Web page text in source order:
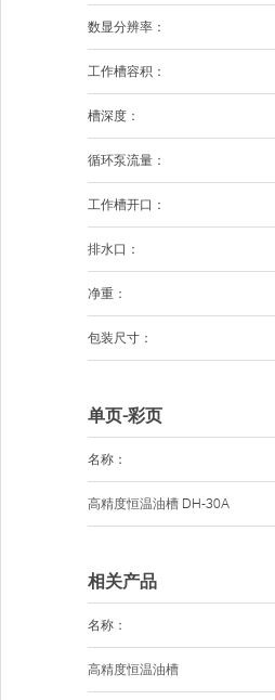
数显分辨率：
工作槽容积：
槽深度：
循环泵流量：
工作槽开口：
排水口：
净重：
包装尺寸：
单页-彩页
名称：
高精度恒温油槽 DH-30A
相关产品
名称：
高精度恒温油槽